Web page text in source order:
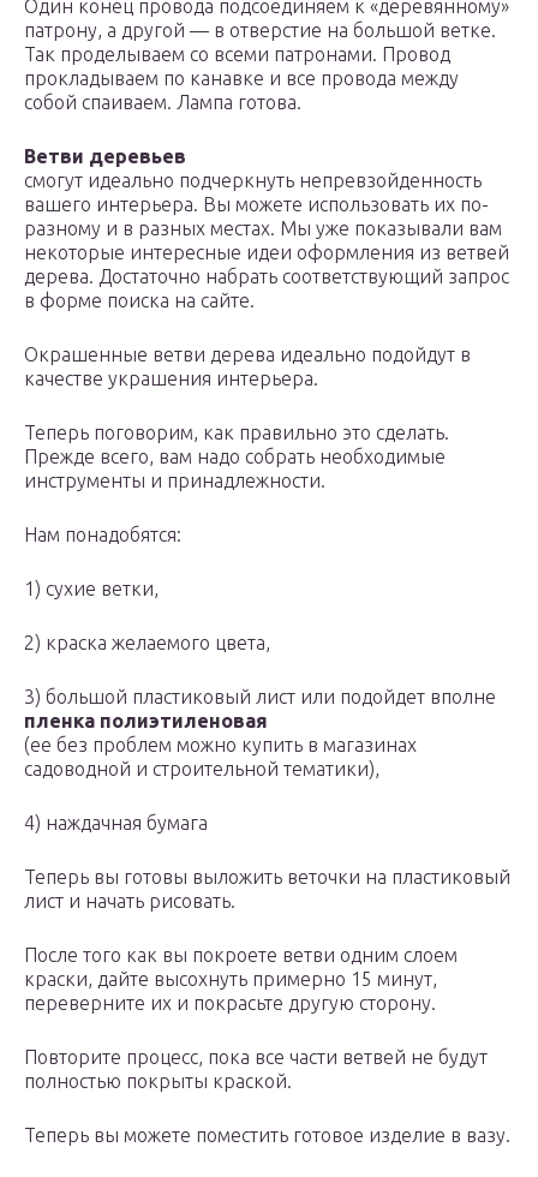
Один конец провода подсоединяем к «деревянному»
патрону, а другой — в отверстие на большой ветке.
Так проделываем со всеми патронами. Провод
прокладываем по канавке и все провода между
собой спаиваем. Лампа готова.
Ветви деревьев
смогут идеально подчеркнуть непревзойденность
вашего интерьера. Вы можете использовать их по-
разному и в разных местах. Мы уже показывали вам
некоторые интересные идеи оформления из ветвей
дерева. Достаточно набрать соответствующий запрос
в форме поиска на сайте.
Окрашенные ветви дерева идеально подойдут в
качестве украшения интерьера.
Теперь поговорим, как правильно это сделать.
Прежде всего, вам надо собрать необходимые
инструменты и принадлежности.
Нам понадобятся:
1) сухие ветки,
2) краска желаемого цвета,
3) большой пластиковый лист или подойдет вполне
пленка полиэтиленовая
(ее без проблем можно купить в магазинах
садоводной и строительной тематики),
4) наждачная бумага
Теперь вы готовы выложить веточки на пластиковый
лист и начать рисовать.
После того как вы покроете ветви одним слоем
краски, дайте высохнуть примерно 15 минут,
переверните их и покрасьте другую сторону.
Повторите процесс, пока все части ветвей не будут
полностью покрыты краской.
Теперь вы можете поместить готовое изделие в вазу.